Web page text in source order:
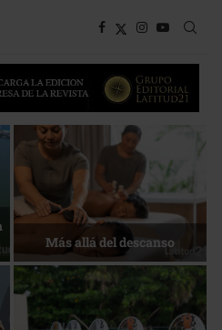
Energía que Impulsa la
competitividad